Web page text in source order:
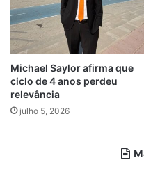
Michael Saylor afirma que
ciclo de 4 anos perdeu
relevância
julho 5, 2026